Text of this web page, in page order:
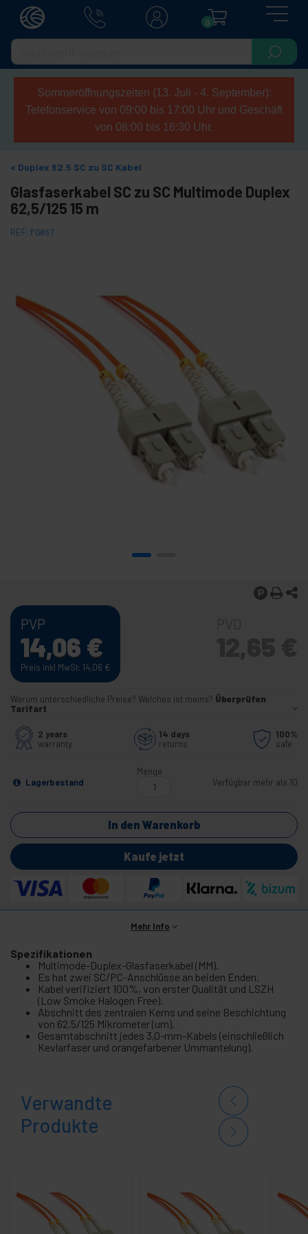
0
Sommeröffnungszeiten (13. Juli - 4. September):
Telefonservice von 09:00 bis 17:00 Uhr und Geschäft
von 08:00 bis 16:30 Uhr.
Duplex 62.5 SC zu SC Kabel
Glasfaserkabel SC zu SC Multimode Duplex
62,5/125 15 m
REF: FO067
PVP
14,06 €
Preis inkl MwSt: 14,06 €
Warum unterschiedliche Preise? Welches ist meins? Überprüfen
Tarifart
2 years
warranty
14 days
returns
100%
safe
Lagerbestand
Menge
Verfügbar mehr als 10
In den Warenkorb
Kaufe jetzt
Mehr Info
Spezifikationen
Multimode-Duplex-Glasfaserkabel (MM).
Es hat zwei SC/PC-Anschlüsse an beiden Enden.
Kabel verifiziert 100%, von erster Qualität und LSZH
(Low Smoke Halogen Free).
Abschnitt des zentralen Kerns und seine Beschichtung
von 62,5/125 Mikrometer (um).
Gesamtabschnitt jedes 3,0-mm-Kabels (einschließlich
Kevlarfaser und orangefarbener Ummantelung).
Verwandte
Produkte